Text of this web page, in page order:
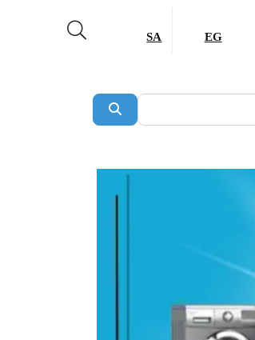
EG
SA
Search